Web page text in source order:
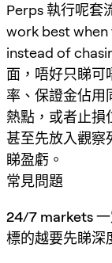
Perps 執行呢套
work best
instead of
面，唔好只睇可
率、保證金佔用
熱點，或者止損
甚至先放入觀察
睇盈虧。
常見問題
24/7 markets 一
標的越要先睇深